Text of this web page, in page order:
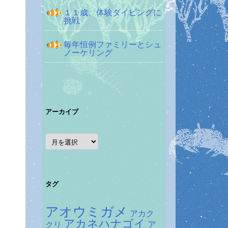
１１歳、体験ダイビングに
挑戦
毎年恒例ファミリーとシュ
ノーケリング
アーカイブ
ア
ー
タグ
アオウミガメ
アカク
クリ アカネハナゴイ ア